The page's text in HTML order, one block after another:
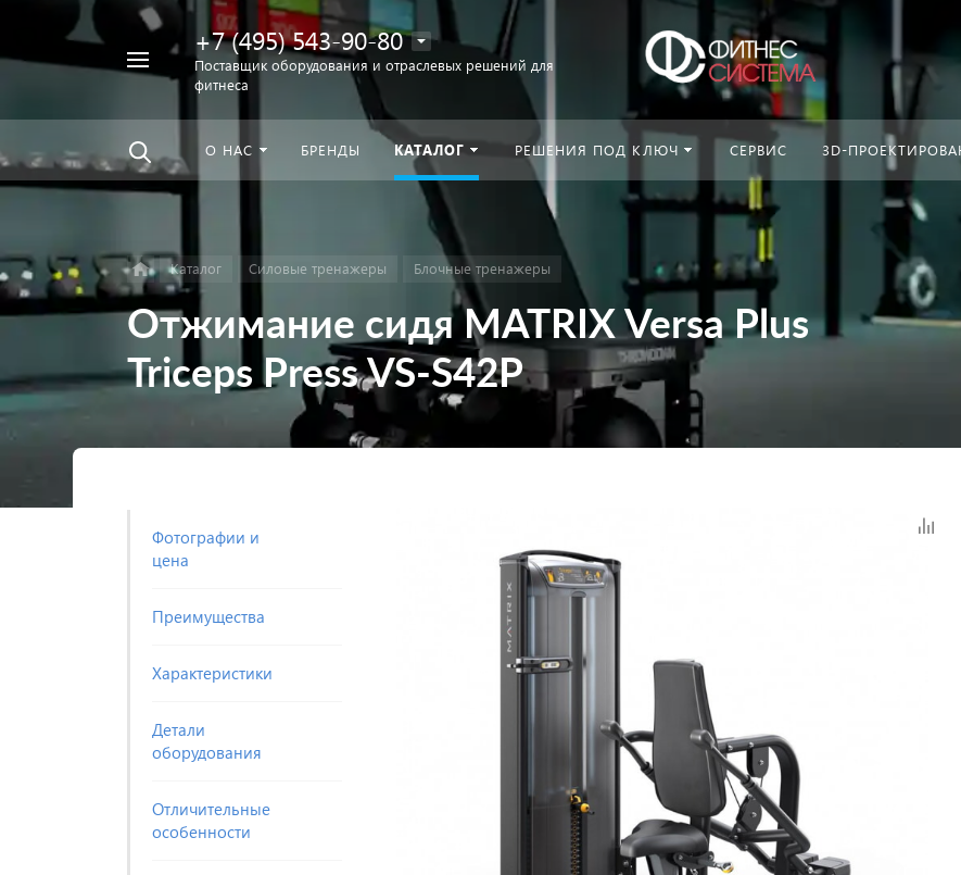
Например,
+7 (495) 543-90-80
Поставщик оборудования и отраслевых решений для
фитнеса
О НАС БРЕНДЫ КАТАЛОГ РЕШЕНИЯ ПОД КЛЮЧ СЕРВИС 3D-
Каталог Силовые тренажеры Блочные тренажеры
Отжимание сидя MATRIX Versa Plus
Triceps Press VS-S42P
Фотографии и
цена
Преимущества
Характеристики
Детали
оборудования
Отличительные
особенности